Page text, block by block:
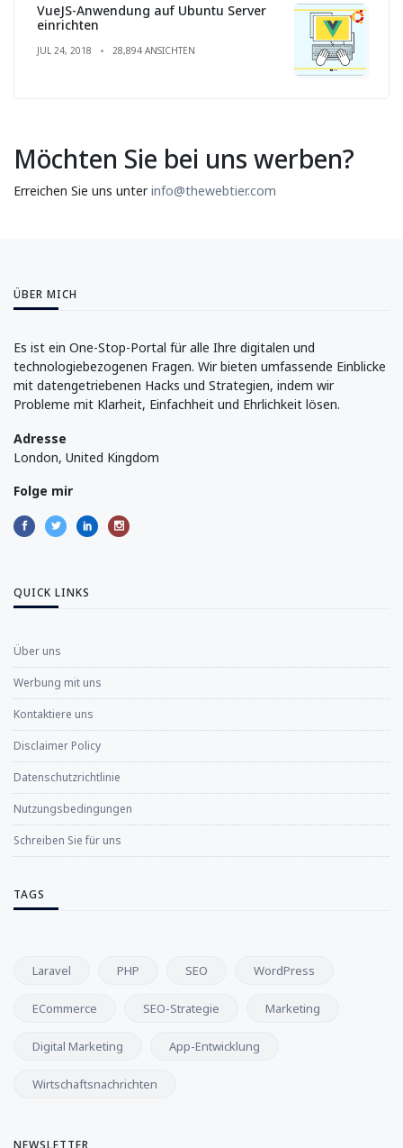
VueJS-Anwendung auf Ubuntu Server
einrichten
JUL 24, 2018 28,894 ANSICHTEN
Möchten Sie bei uns werben?
Erreichen Sie uns unterinfo@thewebtier.com
ÜBER MICH
Es ist ein One-Stop-Portal für alle Ihre digitalen und
technologiebezogenen Fragen. Wir bieten umfassende Einblicke
mit datengetriebenen Hacks und Strategien, indem wir
Probleme mit Klarheit, Einfachheit und Ehrlichkeit lösen.
Adresse
London, United Kingdom
Folge mir
QUICK LINKS
Über uns
Werbung mit uns
Kontaktiere uns
Disclaimer Policy
Datenschutzrichtlinie
Nutzungsbedingungen
Schreiben Sie für uns
TAGS
Laravel PHP SEO WordPress
ECommerce SEO-Strategie Marketing
Digital Marketing App-Entwicklung
Wirtschaftsnachrichten